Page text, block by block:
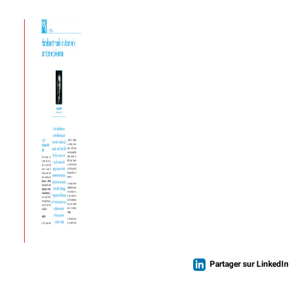
Partager sur LinkedIn